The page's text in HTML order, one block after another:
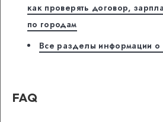
как проверять договор,
по городам
Все разделы информации
FAQ